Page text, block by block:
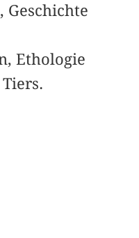
Geschichte
Ethologie